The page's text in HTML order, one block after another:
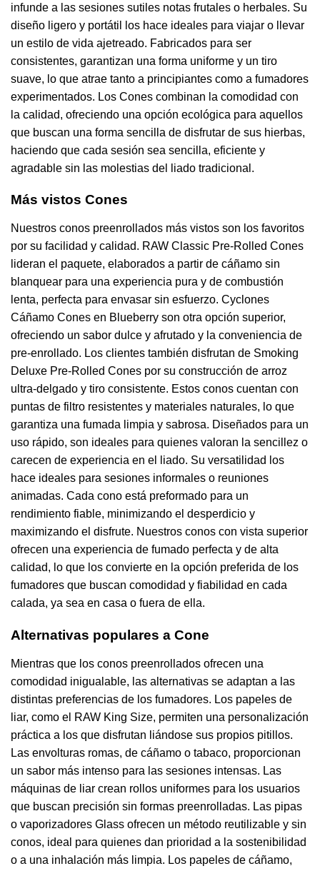
infunde a las sesiones sutiles notas frutales o herbales. Su
diseño ligero y portátil los hace ideales para viajar o llevar
un estilo de vida ajetreado. Fabricados para ser
consistentes, garantizan una forma uniforme y un tiro
suave, lo que atrae tanto a principiantes como a fumadores
experimentados. Los Cones combinan la comodidad con
la calidad, ofreciendo una opción ecológica para aquellos
que buscan una forma sencilla de disfrutar de sus hierbas,
haciendo que cada sesión sea sencilla, eficiente y
agradable sin las molestias del liado tradicional.
Más vistos Cones
Nuestros conos preenrollados más vistos son los favoritos
por su facilidad y calidad. RAW Classic Pre-Rolled Cones
lideran el paquete, elaborados a partir de cáñamo sin
blanquear para una experiencia pura y de combustión
lenta, perfecta para envasar sin esfuerzo. Cyclones
Cáñamo Cones en Blueberry son otra opción superior,
ofreciendo un sabor dulce y afrutado y la conveniencia de
pre-enrollado. Los clientes también disfrutan de Smoking
Deluxe Pre-Rolled Cones por su construcción de arroz
ultra-delgado y tiro consistente. Estos conos cuentan con
puntas de filtro resistentes y materiales naturales, lo que
garantiza una fumada limpia y sabrosa. Diseñados para un
uso rápido, son ideales para quienes valoran la sencillez o
carecen de experiencia en el liado. Su versatilidad los
hace ideales para sesiones informales o reuniones
animadas. Cada cono está preformado para un
rendimiento fiable, minimizando el desperdicio y
maximizando el disfrute. Nuestros conos con vista superior
ofrecen una experiencia de fumado perfecta y de alta
calidad, lo que los convierte en la opción preferida de los
fumadores que buscan comodidad y fiabilidad en cada
calada, ya sea en casa o fuera de ella.
Alternativas populares a Cone
Mientras que los conos preenrollados ofrecen una
comodidad inigualable, las alternativas se adaptan a las
distintas preferencias de los fumadores. Los papeles de
liar, como el RAW King Size, permiten una personalización
práctica a los que disfrutan liándose sus propios pitillos.
Las envolturas romas, de cáñamo o tabaco, proporcionan
un sabor más intenso para las sesiones intensas. Las
máquinas de liar crean rollos uniformes para los usuarios
que buscan precisión sin formas preenrolladas. Las pipas
o vaporizadores Glass ofrecen un método reutilizable y sin
conos, ideal para quienes dan prioridad a la sostenibilidad
o a una inhalación más limpia. Los papeles de cáñamo,